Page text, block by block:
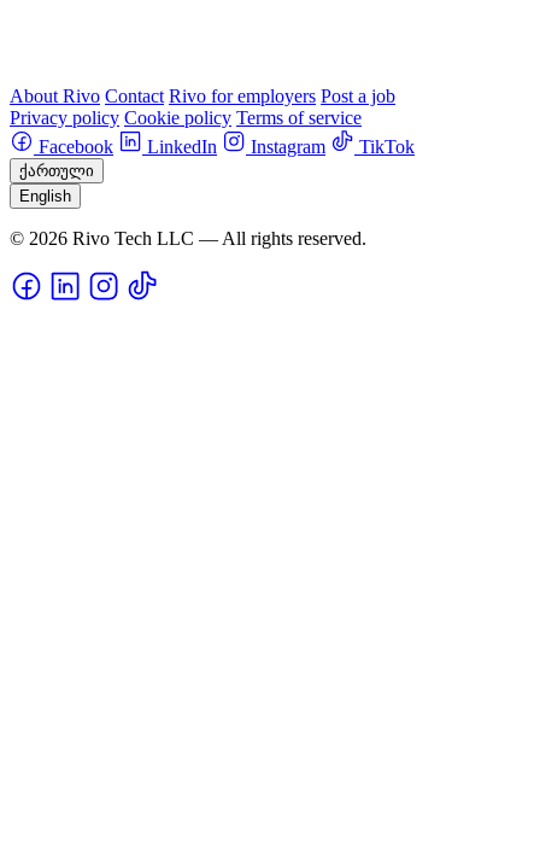
About Rivo Contact Rivo for employers Post a job
Privacy policy Cookie policy Terms of service
Facebook
LinkedIn Instagram TikTok
ქართული
English
© 2026 Rivo Tech LLC — All rights reserved.